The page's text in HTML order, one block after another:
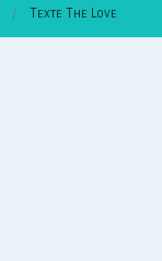
Texte The Love